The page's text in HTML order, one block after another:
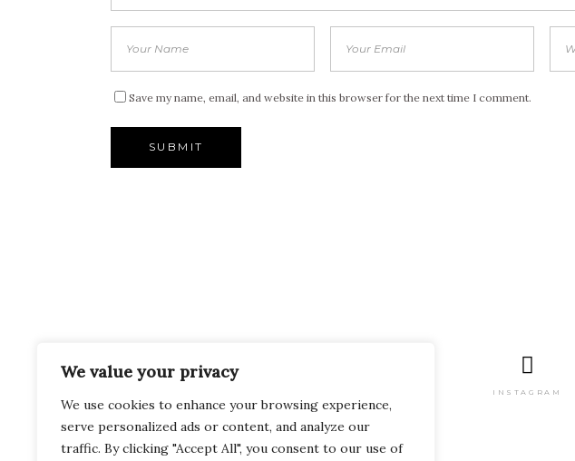
We value your privacy
We use cookies to enhance your browsing experience,
serve personalized ads or content, and analyze our
traffic. By clicking "Accept All", you consent to our use of
Save my name, email, and website in this browser for the next time I comment.
INSTAGRAM